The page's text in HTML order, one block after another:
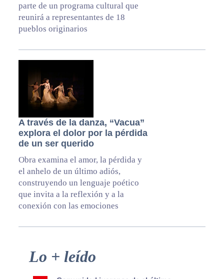
parte de un programa cultural que
reunirá a representantes de 18
pueblos originarios
A través de la danza, “Vacua”
explora el dolor por la pérdida
de un ser querido
Obra examina el amor, la pérdida y
el anhelo de un último adiós,
construyendo un lenguaje poético
que invita a la reflexión y a la
conexión con las emociones
Primary
Lo + leído